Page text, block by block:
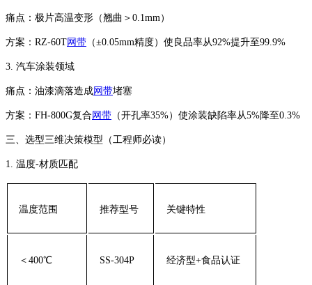
‌痛点‌：极片高温变形（翘曲＞0.1mm）
‌方案‌：RZ-60T网带 （±0.05mm精度）使良品率从92%提升至99.9%
3. ‌汽车涂装领域‌
‌痛点‌：油漆滴落造成网带堵塞
‌方案‌：FH-800G复合 网带 （开孔率35%）使涂装缺陷率从5%降至0.3%
三、选型三维决策模型（工程师必读）
1. ‌温度-材质匹配‌
温度范围 推荐型号 关键特性
＜400℃ SS-304P 经济型+食品认证